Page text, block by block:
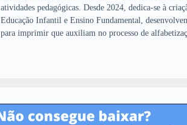
atividades pedagógicas. Desde 2024, dedica-se à
Educação Infantil e Ensino Fundamental,
para imprimir que auxiliam no processo de